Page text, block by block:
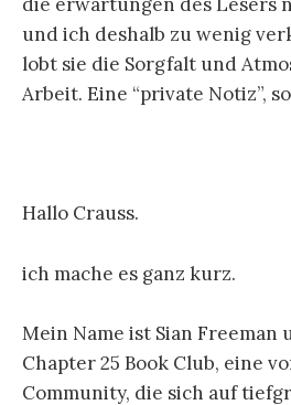
und ich deshalb zu wenig
lobt sie die Sorgfalt und
Arbeit. Eine “private Notiz”,
Hallo Crauss.
ich mache es ganz kurz.
Mein Name ist Sian Freeman
Chapter 25 Book Club, eine
Community, die sich auf